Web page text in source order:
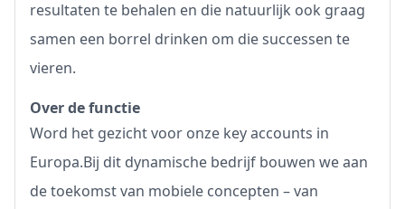
resultaten te behalen en die natuurlijk ook graag
samen een borrel drinken om die successen te
vieren.
Over de functie
Word het gezicht voor onze key accounts in
Europa.Bij dit dynamische bedrijf bouwen we aan
de toekomst van mobiele concepten – van